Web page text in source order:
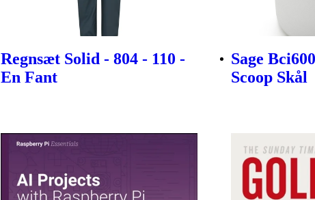
Regnsæt Solid - 804 - 110 -
En Fant
Sage
Scoop Skål